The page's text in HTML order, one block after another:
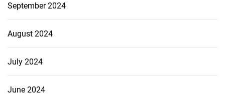
September 2024
August 2024
July 2024
June 2024